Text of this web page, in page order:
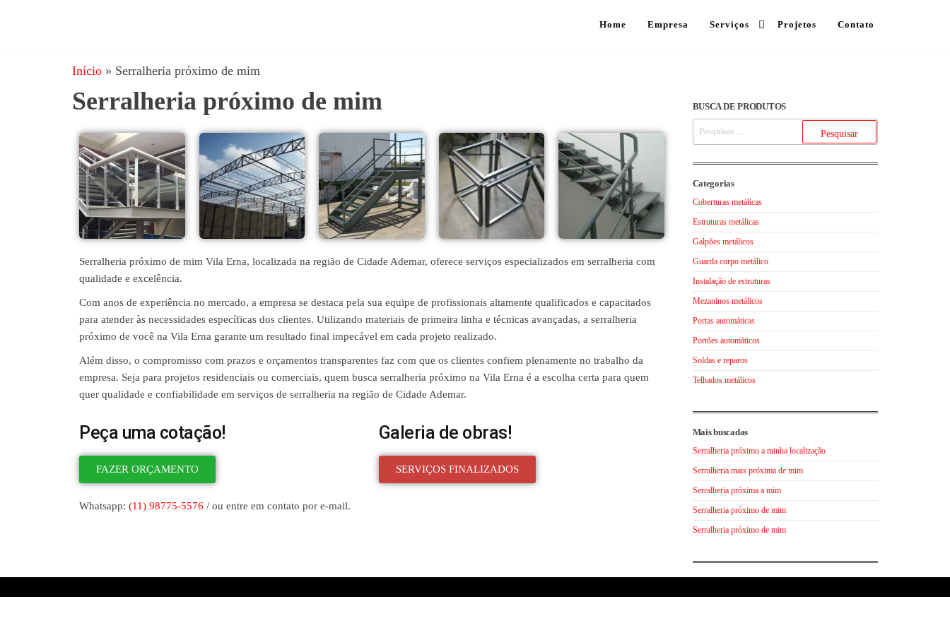
e
Serralheria
coberturas
metálicas,
mezanino
metálico,
metálico,
portões,
grades
entre
outros.
Home Empresa Serviços Projetos Contato
Início » Serralheria próximo de mim
Serralheria próximo de mim
Serralheria próximo de mim Vila Erna, localizada na região de Cidade Ademar, oferece serviços especializados em serralheria com
qualidade e excelência.
Com anos de experiência no mercado, a empresa se destaca pela sua equipe de profissionais altamente qualificados e capacitados
para atender às necessidades específicas dos clientes. Utilizando materiais de primeira linha e técnicas avançadas, a serralheria
próximo de você na Vila Erna garante um resultado final impecável em cada projeto realizado.
Além disso, o compromisso com prazos e orçamentos transparentes faz com que os clientes confiem plenamente no trabalho da
empresa. Seja para projetos residenciais ou comerciais, quem busca serralheria próximo na Vila Erna é a escolha certa para quem
quer qualidade e confiabilidade em serviços de serralheria na região de Cidade Ademar.
Peça uma cotação!
FAZER ORÇAMENTO
Galeria de obras!
SERVIÇOS FINALIZADOS
Whatsapp: (11) 98775-5576 / ou entre em contato por e-mail.
BUSCA DE PRODUTOS
Categorias
Coberturas metálicas
Estruturas metálicas
Galpões metálicos
Guarda corpo metálico
Instalação de estruturas
Mezaninos metálicos
Portas automáticas
Portões automáticos
Soldas e reparos
Telhados metálicos
Mais buscadas
Serralheria próximo a minha localização
Serralheria mais próxima de mim
Serralheria próxima a mim
Serralheria próximo de mim
Serralheria próximo de mim